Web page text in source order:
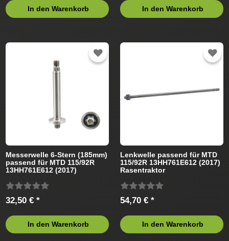
In den Warenkorb In den Warenkorb
Messerwelle 6-Stern (185mm)
passend für MTD 115/92R
13HH761E612 (2017)
32,50 € *
In den Warenkorb
Lenkwelle passend für MTD
115/92R 13HH761E612 (2017)
Rasentraktor
54,70 € *
In den Warenkorb